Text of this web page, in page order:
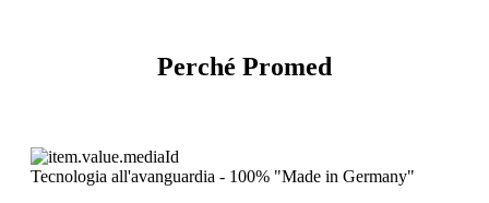
Perché Promed
Tecnologia all'avanguardia - 100% "Made in Germany"